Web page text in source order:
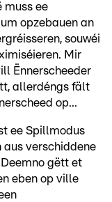
muss ee
opzebauen an
souwéi
Mir
Ënnerscheeder
allerdéngs fält
op...
ee Spillmodus
aus verschiddene
Deemno gëtt et
eben op ville